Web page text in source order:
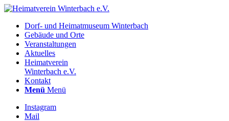
Dorf- und Heimatmuseum Winterbach
Gebäude und Orte
Veranstaltungen
Aktuelles
Heimatverein
Winterbach e.V.
Kontakt
Menü Menü
Instagram
Mail